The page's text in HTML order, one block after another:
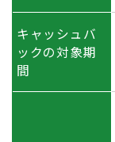
キャッシュバ
ックの対象期
間